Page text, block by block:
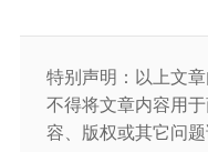
特别声明：以上文
不得将文章内容用
容、版权或其它问题